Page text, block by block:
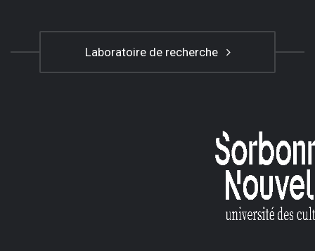
Laboratoire de recherche